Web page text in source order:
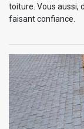
toiture. Vous aussi,
faisant confiance.